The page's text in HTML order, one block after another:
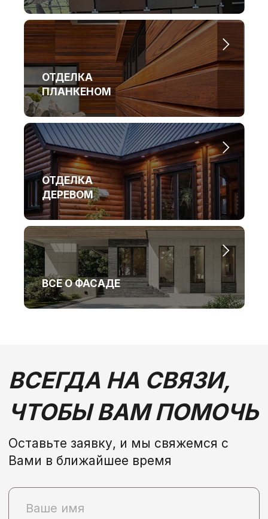
ОТДЕЛКА
ПЛАНКЕНОМ
ОТДЕЛКА
ДЕРЕВОМ
ВСЕ О ФАСАДЕ
публичной офертой и носит информационный характер
Политика конфиденциальности и согласие на обработку
персональных данных